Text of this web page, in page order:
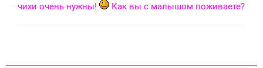
е
чихи очень нужны!
Как вы с малышом поживаете?